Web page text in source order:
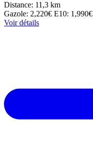
Distance: 11,3 km
Gazole: 2,220€ E10: 1,990€
Voir détails